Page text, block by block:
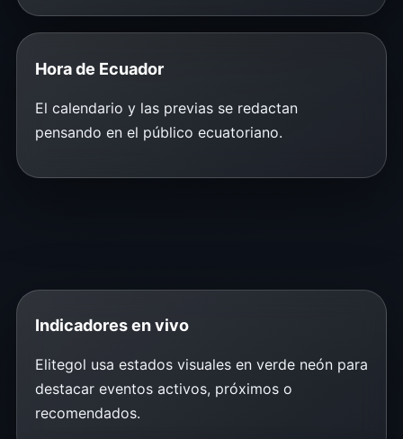
Hora de Ecuador
El calendario y las previas se redactan
pensando en el público ecuatoriano.
Indicadores en vivo
Elitegol usa estados visuales en verde neón para
destacar eventos activos, próximos o
recomendados.